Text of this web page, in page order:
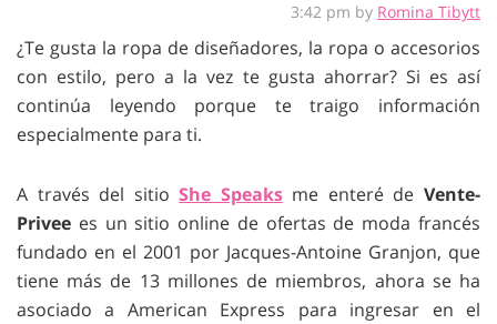
3:42 pm by Romina Tibytt
¿Te gusta la ropa de diseñadores, la ropa o accesorios
con estilo, pero a la vez te gusta ahorrar? Si es así
continúa leyendo porque te traigo información
especialmente para ti.
A través del sitioShe Speaks me enteré de Vente-
Privee es un sitio online de ofertas de moda francés
fundado en el 2001 por Jacques-Antoine Granjon, que
tiene más de 13 millones de miembros, ahora se ha
asociado a American Express para ingresar en el